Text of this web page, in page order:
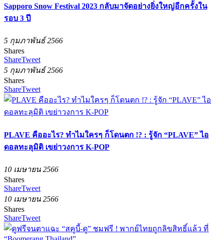
Sapporo Snow Festival 2023 กลับมาจัดอย่างยิ่งใหญ่อีกครั้งใน
รอบ 3 ปี
5 กุมภาพันธ์ 2566
Shares
ShareTweet
5 กุมภาพันธ์ 2566
Shares
ShareTweet
PLAVE คืออะไร? ทำไมใครๆ ก็โดนตก !? : รู้จัก “PLAVE” ไอ
ดอลทะลุมิติ เขย่าวงการ K-POP
10 เมษายน 2566
Shares
ShareTweet
10 เมษายน 2566
Shares
ShareTweet